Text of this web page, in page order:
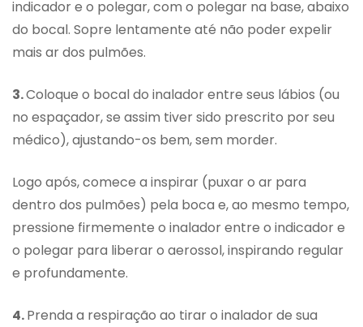
indicador e o polegar, com o polegar na base, abaixo
do bocal. Sopre lentamente até não poder expelir
mais ar dos pulmões.
3.Coloque o bocal do inalador entre seus lábios (ou
no espaçador, se assim tiver sido prescrito por seu
médico), ajustando-os bem, sem morder.
Logo após, comece a inspirar (puxar o ar para
dentro dos pulmões) pela boca e, ao mesmo tempo,
pressione firmemente o inalador entre o indicador e
o polegar para liberar o aerossol, inspirando regular
e profundamente.
4.Prenda a respiração ao tirar o inalador de sua